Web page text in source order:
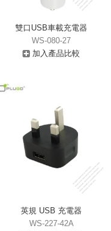
雙口USB車載充電器
WS-080-27
加入產品比較
英規 USB 充電器
WS-227-42A